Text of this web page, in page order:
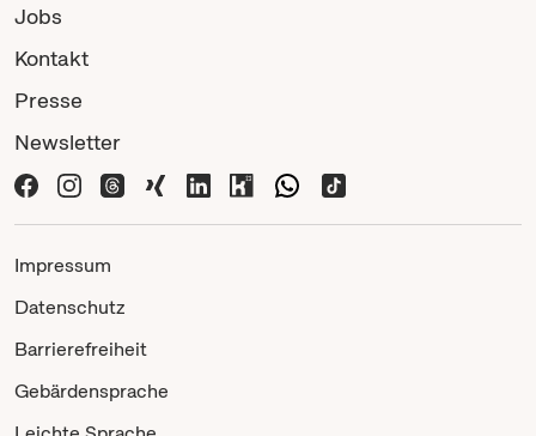
Jobs
Kontakt
Presse
Newsletter
Impressum
Datenschutz
Barrierefreiheit
Gebärdensprache